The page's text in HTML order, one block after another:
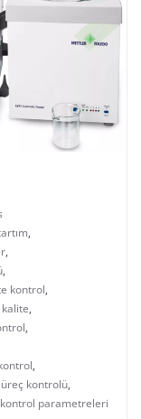
,
,
,
kontrol,
,
,
,
kontrolü,
parametreleri